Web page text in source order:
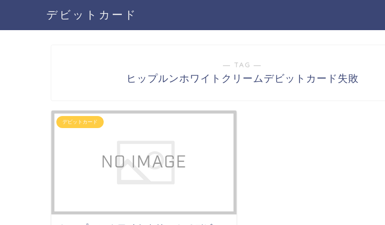
デビットカード
― TAG ―
ヒップルンホワイトクリームデビットカード失敗
デビットカード